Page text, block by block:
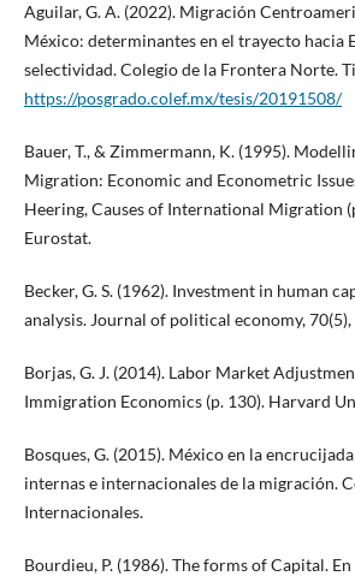
Aguilar, G. A. (2022). Migración
México: determinantes en el trayecto hacia
selectividad. Colegio de la Frontera Norte.
https://posgrado.colef.mx/tesis/20191508/
Bauer, T., & Zimmermann, K. (1995).
Migration: Economic and Econometric
Heering, Causes of International Migration
Eurostat.
Becker, G. S. (1962). Investment in human
analysis. Journal of political economy, 70(5),
Borjas, G. J. (2014). Labor Market
Immigration Economics (p. 130). Harvard
Bosques, G. (2015). México en la
internas e internacionales de la migración.
Internacionales.
Bourdieu, P. (1986). The forms of Capital.